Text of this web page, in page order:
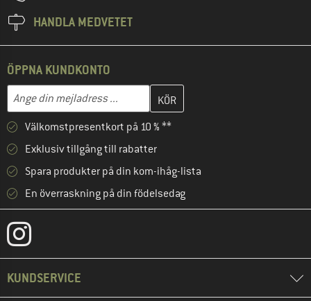
HANDLA MEDVETET
ÖPPNA KUNDKONTO
Mejladress
Skriv in din e-postadress här och skapa ditt kundkonto i nästa
Välkomstpresentkort på 10 % **
Exklusiv tillgång till rabatter
Spara produkter på din kom-ihåg-lista
En överraskning på din födelsedag
KUNDSERVICE